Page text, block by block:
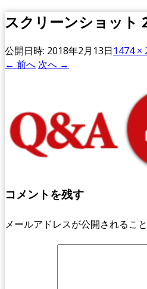
スクリーンショット
公開日時: 2018年2月13日1474 ×
← 前へ 次へ →
コメントを残す
メールアドレスが公開されるこ